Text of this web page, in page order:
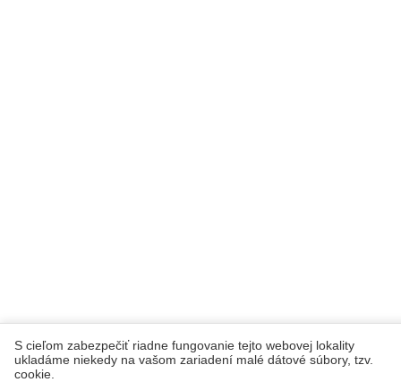
S cieľom zabezpečiť riadne fungovanie tejto webovej lokality
ukladáme niekedy na vašom zariadení malé dátové súbory, tzv.
cookie.